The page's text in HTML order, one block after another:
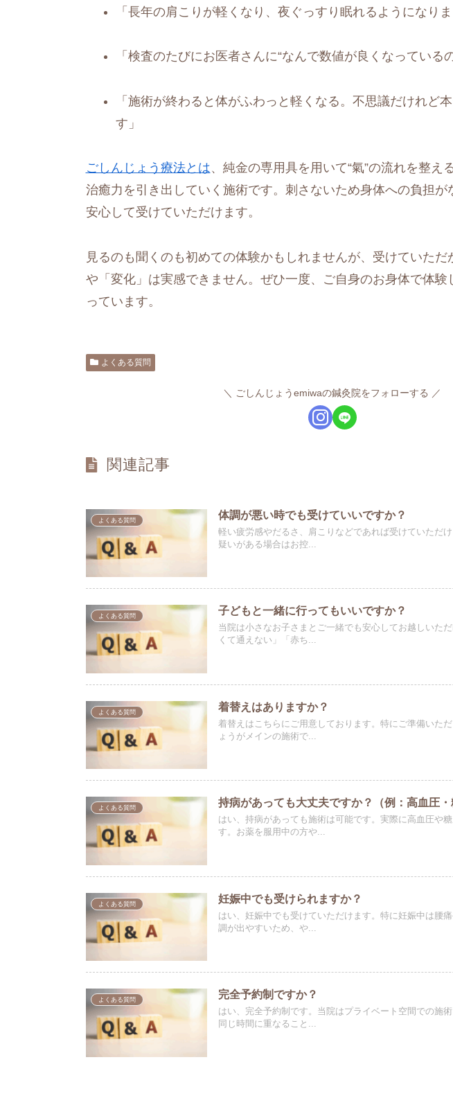
「長年の肩こりが軽くなり、夜ぐっすり眠れるようになりま
「検査のたびにお医者さんに“なんで数値が良くなっている
「施術が終わると体がふわっと軽くなる。不思議だけれど
す」
ごしんじょう療法とは、純金の専用具を用いて“氣”の流れを整え
治癒力を引き出していく施術です。刺さないため身体への負担が
安心して受けていただけます。
見るのも聞くのも初めての体験かもしれませんが、受けていただ
や「変化」は実感できません。ぜひ一度、ご自身のお身体で体験
っています。
よくある質問
ごしんじょうemiwaの鍼灸院をフォローする
関連記事
よくある質問 体調が悪い時でも受けていいですか？
軽い疲労感やだるさ、肩こりなどであれば受けていただ
疑いがある場合はお控...
よくある質問 子どもと一緒に行ってもいいですか？
当院は小さなお子さまとご一緒でも安心してお越しいた
くて通えない」「赤ち...
よくある質問 着替えはありますか？
着替えはこちらにご用意しております。特にご準備いた
ょうがメインの施術で...
よくある質問 持病があっても大丈夫ですか？（例：高血圧・
はい、持病があっても施術は可能です。実際に高血圧や
す。お薬を服用中の方や...
よくある質問 妊娠中でも受けられますか？
はい、妊娠中でも受けていただけます。特に妊娠中は腰
調が出やすいため、や...
よくある質問 完全予約制ですか？
はい、完全予約制です。当院はプライベート空間での施
同じ時間に重なること...